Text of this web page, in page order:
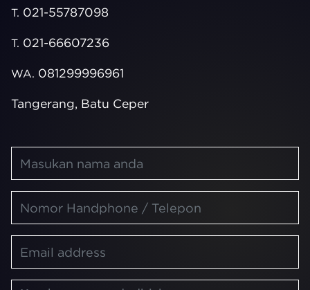
T. 021-55787098
T. 021-66607236
WA. 081299996961
Tangerang, Batu Ceper